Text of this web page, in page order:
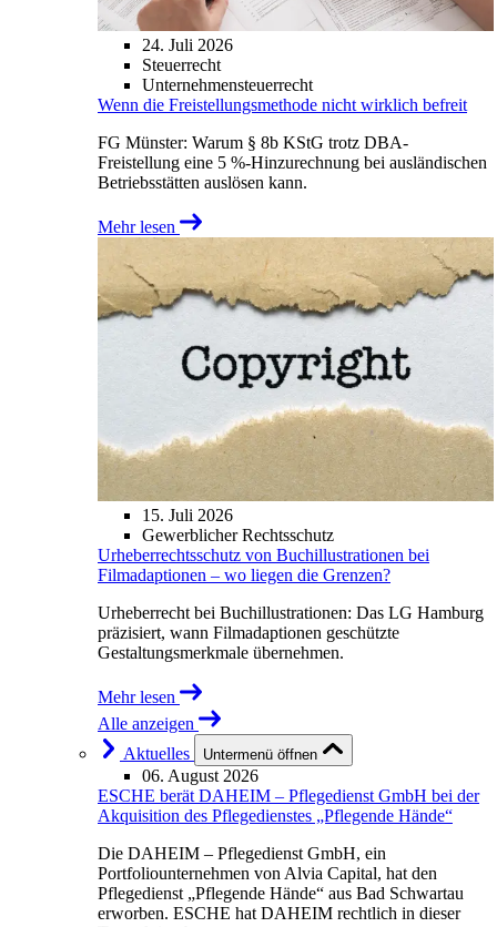
24. Juli 2026
Steuerrecht
Unternehmensteuerrecht
Wenn die Freistellungsmethode nicht wirklich befreit
FG Münster: Warum § 8b KStG trotz DBA-
Freistellung eine 5 %-Hinzurechnung bei ausländischen
Betriebsstätten auslösen kann.
Mehr lesen
15. Juli 2026
Gewerblicher Rechtsschutz
Urheberrechtsschutz von Buchillustrationen bei
Filmadaptionen – wo liegen die Grenzen?
Urheberrecht bei Buchillustrationen: Das LG Hamburg
präzisiert, wann Filmadaptionen geschützte
Gestaltungsmerkmale übernehmen.
Mehr lesen
Alle anzeigen
Aktuelles
Untermenü öffnen
06. August 2026
ESCHE berät DAHEIM – Pflegedienst GmbH bei der
Akquisition des Pflegedienstes „Pflegende Hände“
Die DAHEIM – Pflegedienst GmbH, ein
Portfoliounternehmen von Alvia Capital, hat den
Pflegedienst „Pflegende Hände“ aus Bad Schwartau
erworben. ESCHE hat DAHEIM rechtlich in dieser